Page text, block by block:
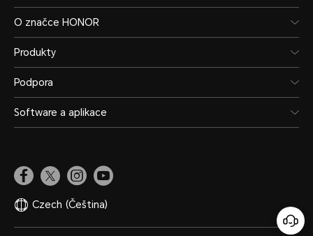
O značce HONOR
Produkty
Podpora
Software a aplikace
Czech (Čeština)